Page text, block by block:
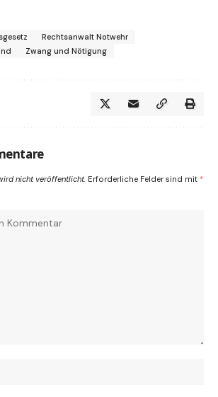
Rechtsanwalt Notwehr
Zwang und Nötigung
nicht veröffentlicht. Erforderliche Felder sind mit *